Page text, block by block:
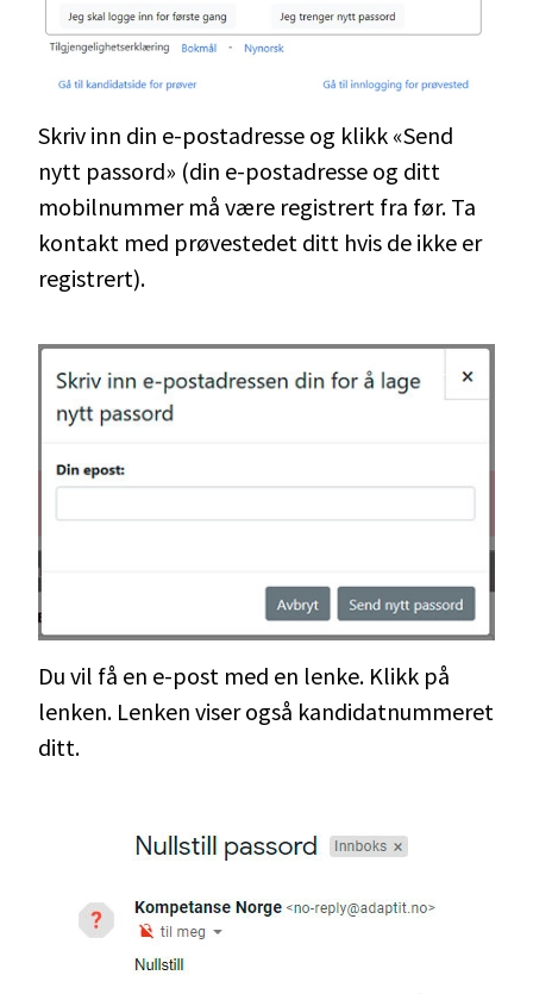
Skriv inn din e-postadresse og klikk «Send
nytt passord» (din e-postadresse og ditt
mobilnummer må være registrert fra før. Ta
kontakt med prøvestedet ditt hvis de ikke er
registrert).
Du vil få en e-post med en lenke. Klikk på
lenken. Lenken viser også kandidatnummeret
ditt.